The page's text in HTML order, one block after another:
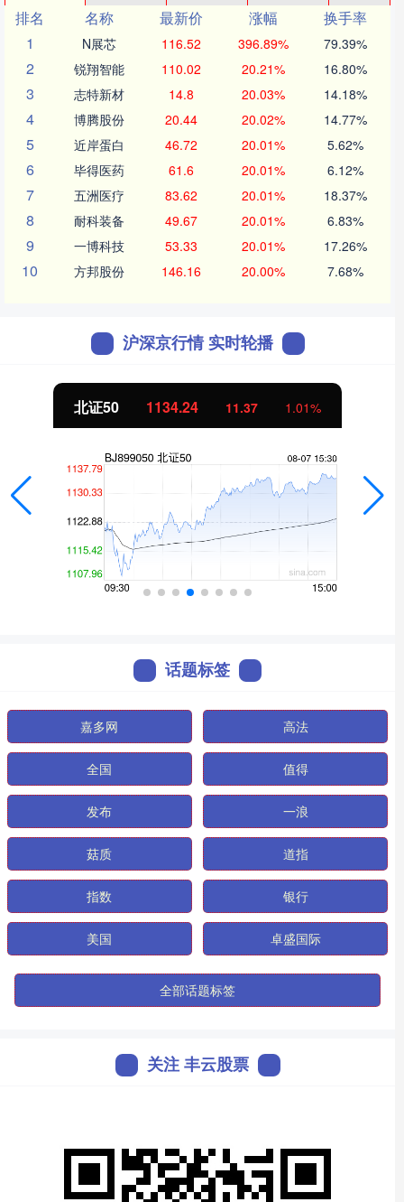
排名
名称 最新价 涨幅
换手率
1
N展芯 116.52 396.89% 79.39%
2 锐翔智能 110.02 20.21% 16.80%
3 志特新材 14.8 20.03% 14.18%
4 博腾股份 20.44 20.02% 14.77%
5 近岸蛋白 46.72 20.01% 5.62%
6 毕得医药 61.6 20.01% 6.12%
7 五洲医疗 83.62 20.01% 18.37%
8 耐科装备 49.67 20.01% 6.83%
9 一博科技 53.33 20.01% 17.26%
10 方邦股份 146.16 20.00% 7.68%
沪深京行情 实时轮播
北证50 1134.24 11.37 1.01%
话题标签
嘉多网 高法
全国 值得
发布 一浪
菇质 道指
指数 银行
美国 卓盛国际
全部话题标签
关注 丰云股票